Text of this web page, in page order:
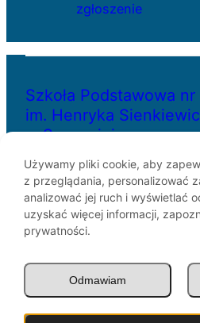
zgłoszenie
Szkoła Podstawowa nr
im. Henryka
w Szczecinie
ul. Bł. Królowej Jadwigi 29
70-262 Szczecin
telefon: 91-433-30-07
e-mail:
Używamy pliki cookie, aby
z przeglądania, personalizować
analizować jej ruch i wyświetlać
uzyskać więcej informacji,
prywatności.
Odmawiam